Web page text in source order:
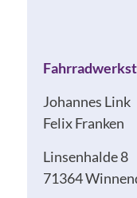
Johannes Link
Felix Franken
Linsenhalde 8
71364